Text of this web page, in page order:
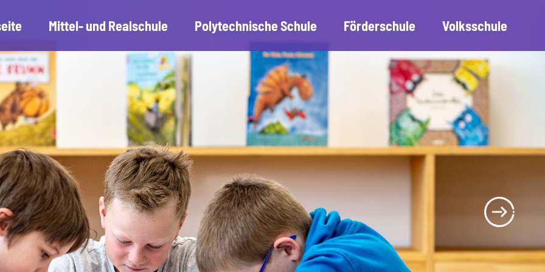
Mittel- und Realschule Polytechnische Schule Förderschule Volksschule